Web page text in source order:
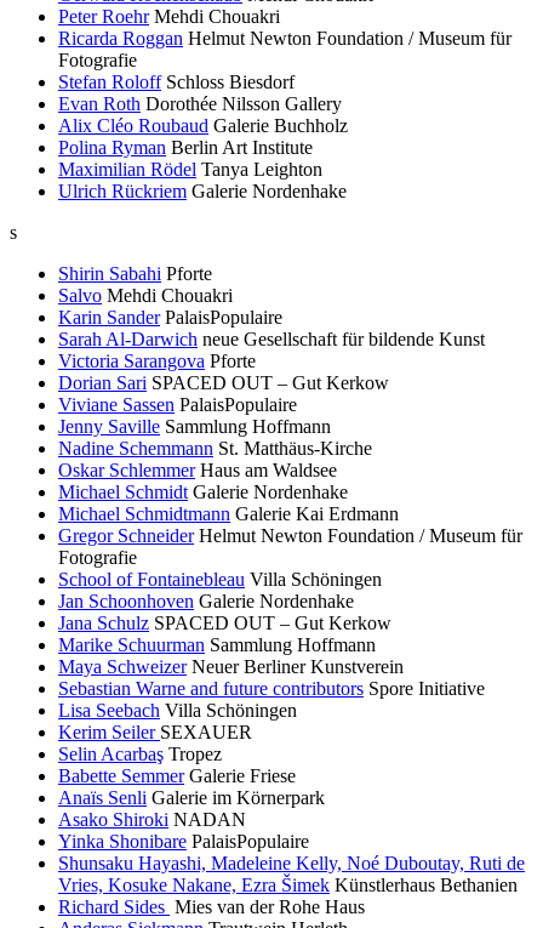
Peter Roehr Mehdi Chouakri
Ricarda Roggan Helmut Newton Foundation / Museum für
Fotografie
Stefan Roloff Schloss Biesdorf
Evan Roth Dorothée Nilsson Gallery
Alix Cléo Roubaud Galerie Buchholz
Polina Ryman Berlin Art Institute
Maximilian Rödel Tanya Leighton
Ulrich Rückriem Galerie Nordenhake
s
Shirin Sabahi Pforte
Salvo Mehdi Chouakri
Karin Sander PalaisPopulaire
Sarah Al-Darwich neue Gesellschaft für bildende Kunst
Victoria Sarangova Pforte
Dorian Sari SPACED OUT – Gut Kerkow
Viviane Sassen PalaisPopulaire
Jenny Saville Sammlung Hoffmann
Nadine Schemmann St. Matthäus-Kirche
Oskar Schlemmer Haus am Waldsee
Michael Schmidt Galerie Nordenhake
Michael Schmidtmann Galerie Kai Erdmann
Gregor Schneider Helmut Newton Foundation / Museum für
Fotografie
School of Fontainebleau Villa Schöningen
Jan Schoonhoven Galerie Nordenhake
Jana Schulz SPACED OUT – Gut Kerkow
Marike Schuurman Sammlung Hoffmann
Maya Schweizer Neuer Berliner Kunstverein
Sebastian Warne and future contributors Spore Initiative
Lisa Seebach Villa Schöningen
Kerim Seiler SEXAUER
Selin Acarbaş Tropez
Babette Semmer Galerie Friese
Anaïs Senli Galerie im Körnerpark
Asako Shiroki NADAN
Yinka Shonibare PalaisPopulaire
Shunsaku Hayashi, Madeleine Kelly, Noé Duboutay, Ruti de
Vries, Kosuke Nakane, Ezra Šimek Künstlerhaus Bethanien
Richard Sides Mies van der Rohe Haus